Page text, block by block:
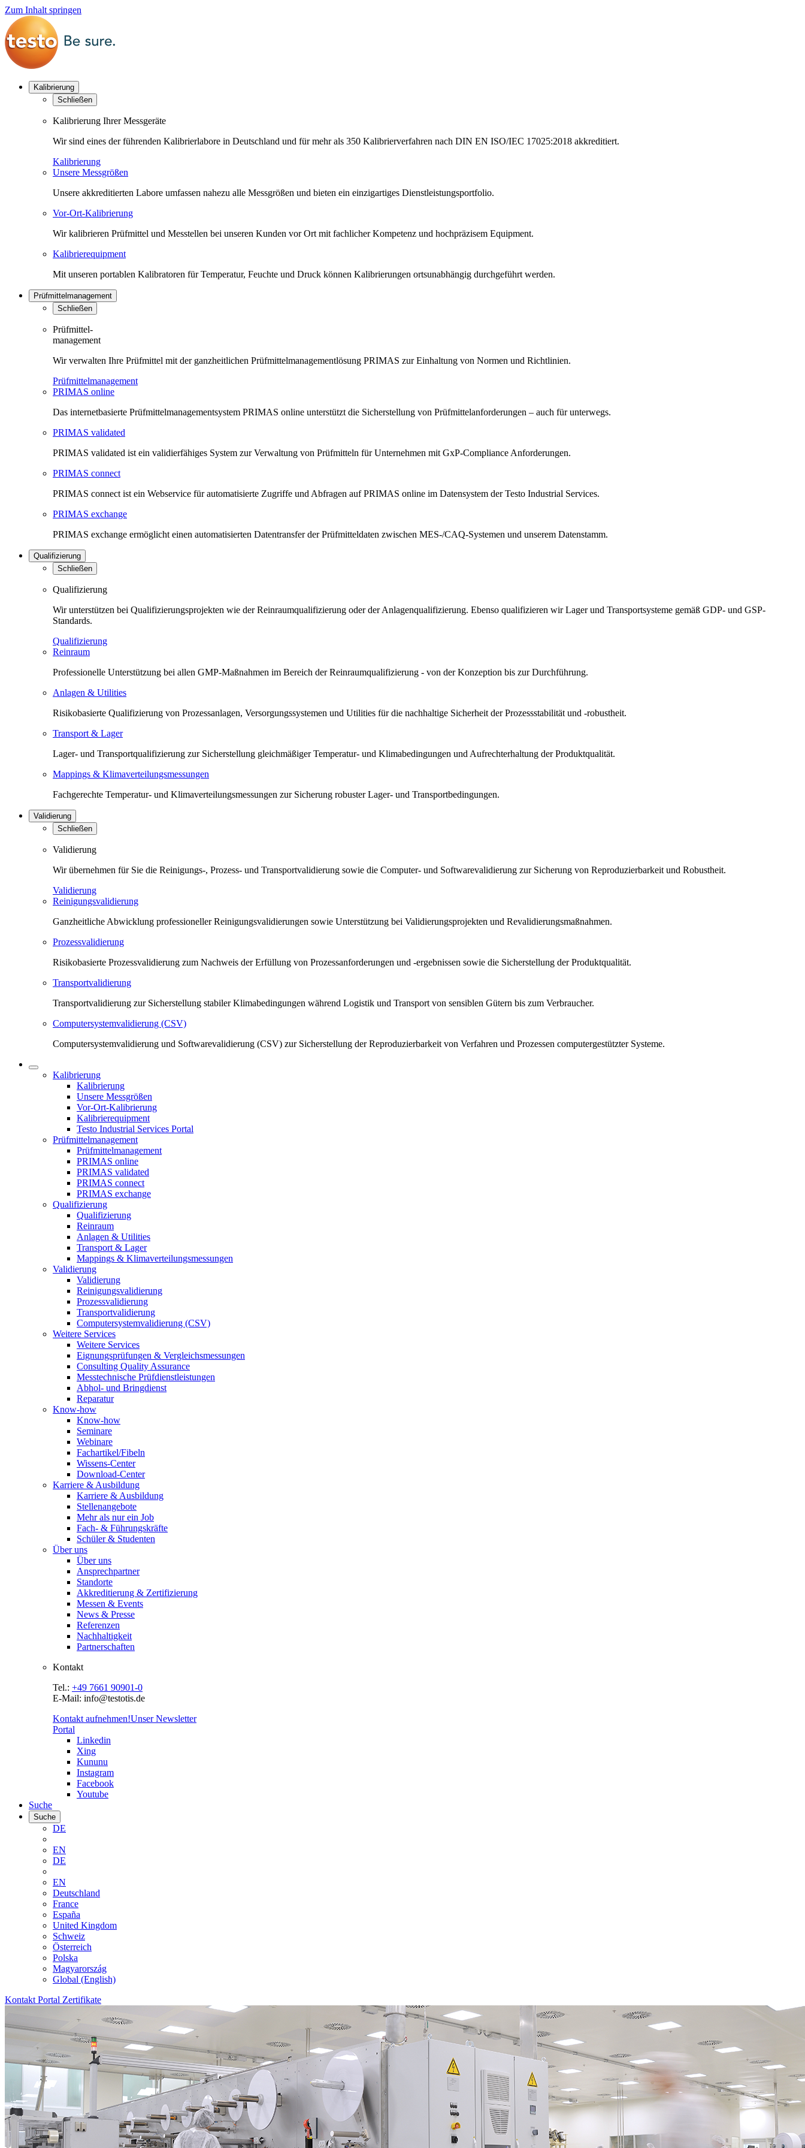
Zum Inhalt springen
Kalibrierung
Schließen
Kalibrierung Ihrer Messgeräte
Wir sind eines der führenden Kalibrierlabore in Deutschland und für mehr als 350 Kalibrierverfahren nach DIN EN ISO/IEC 17025:2018 akkreditiert.
Kalibrierung
Unsere Messgrößen
Unsere akkreditierten Labore umfassen nahezu alle Messgrößen und bieten ein einzigartiges Dienstleistungsportfolio.
Vor-Ort-Kalibrierung
Wir kalibrieren Prüfmittel und Messtellen bei unseren Kunden vor Ort mit fachlicher Kompetenz und hochpräzisem Equipment.
Kalibrierequipment
Mit unseren portablen Kalibratoren für Temperatur, Feuchte und Druck können Kalibrierungen ortsunabhängig durchgeführt werden.
Prüfmittelmanagement
Schließen
Prüfmittel-
management
Wir verwalten Ihre Prüfmittel mit der ganzheitlichen Prüfmittelmanagementlösung PRIMAS zur Einhaltung von Normen und Richtlinien.
Prüfmittelmanagement
PRIMAS online
Das internetbasierte Prüfmittelmanagementsystem PRIMAS online unterstützt die Sicherstellung von Prüfmittelanforderungen – auch für unterwegs.
PRIMAS validated
PRIMAS validated ist ein validierfähiges System zur Verwaltung von Prüfmitteln für Unternehmen mit GxP-Compliance Anforderungen.
PRIMAS connect
PRIMAS connect ist ein Webservice für automatisierte Zugriffe und Abfragen auf PRIMAS online im Datensystem der Testo Industrial Services.
PRIMAS exchange
PRIMAS exchange ermöglicht einen automatisierten Datentransfer der Prüfmitteldaten zwischen MES-/CAQ-Systemen und unserem Datenstamm.
Qualifizierung
Schließen
Qualifizierung
Wir unterstützen bei Qualifizierungsprojekten wie der Reinraumqualifizierung oder der Anlagenqualifizierung. Ebenso qualifizieren wir Lager und Transportsysteme gemäß GDP- und GSP-
Standards.
Qualifizierung
Reinraum
Professionelle Unterstützung bei allen GMP-Maßnahmen im Bereich der Reinraumqualifizierung - von der Konzeption bis zur Durchführung.
Anlagen & Utilities
Risikobasierte Qualifizierung von Prozessanlagen, Versorgungssystemen und Utilities für die nachhaltige Sicherheit der Prozessstabilität und -robustheit.
Transport & Lager
Lager- und Transportqualifizierung zur Sicherstellung gleichmäßiger Temperatur- und Klimabedingungen und Aufrechterhaltung der Produktqualität.
Mappings & Klimaverteilungsmessungen
Fachgerechte Temperatur- und Klimaverteilungsmessungen zur Sicherung robuster Lager- und Transportbedingungen.
Validierung
Schließen
Validierung
Wir übernehmen für Sie die Reinigungs-, Prozess- und Transportvalidierung sowie die Computer- und Softwarevalidierung zur Sicherung von Reproduzierbarkeit und Robustheit.
Validierung
Reinigungsvalidierung
Ganzheitliche Abwicklung professioneller Reinigungsvalidierungen sowie Unterstützung bei Validierungsprojekten und Revalidierungsmaßnahmen.
Prozessvalidierung
Risikobasierte Prozessvalidierung zum Nachweis der Erfüllung von Prozessanforderungen und -ergebnissen sowie die Sicherstellung der Produktqualität.
Transportvalidierung
Transportvalidierung zur Sicherstellung stabiler Klimabedingungen während Logistik und Transport von sensiblen Gütern bis zum Verbraucher.
Computersystemvalidierung (CSV)
Computersystemvalidierung und Softwarevalidierung (CSV) zur Sicherstellung der Reproduzierbarkeit von Verfahren und Prozessen computergestützter Systeme.
Kalibrierung
Kalibrierung
Unsere Messgrößen
Vor-Ort-Kalibrierung
Kalibrierequipment
Testo Industrial Services Portal
Prüfmittelmanagement
Prüfmittelmanagement
PRIMAS online
PRIMAS validated
PRIMAS connect
PRIMAS exchange
Qualifizierung
Qualifizierung
Reinraum
Anlagen & Utilities
Transport & Lager
Mappings & Klimaverteilungsmessungen
Validierung
Validierung
Reinigungsvalidierung
Prozessvalidierung
Transportvalidierung
Computersystemvalidierung (CSV)
Weitere Services
Weitere Services
Eignungsprüfungen & Vergleichsmessungen
Consulting Quality Assurance
Messtechnische Prüfdienstleistungen
Abhol- und Bringdienst
Reparatur
Know-how
Know-how
Seminare
Webinare
Fachartikel/Fibeln
Wissens-Center
Download-Center
Karriere & Ausbildung
Karriere & Ausbildung
Stellenangebote
Mehr als nur ein Job
Fach- & Führungskräfte
Schüler & Studenten
Über uns
Über uns
Ansprechpartner
Standorte
Akkreditierung & Zertifizierung
Messen & Events
News & Presse
Referenzen
Nachhaltigkeit
Partnerschaften
Kontakt
Tel.: +49 7661 90901-0
E-Mail: info@testotis.de
Kontakt aufnehmen!Unser Newsletter
Portal
Linkedin
Xing
Kununu
Instagram
Facebook
Youtube
Suche
Suche
DE
EN
DE
EN
Deutschland
France
España
United Kingdom
Schweiz
Österreich
Polska
Magyarország
Global (English)
Kontakt Portal Zertifikate